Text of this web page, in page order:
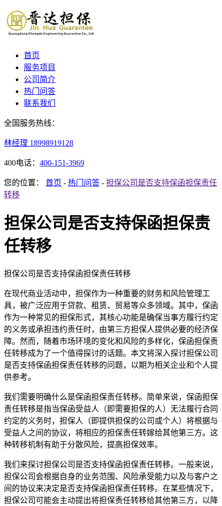
首页
服务项目
公司简介
热门问答
联系我们
全国服务热线：
林经理 18998919128
400电话： 400-151-3969
您的位置： 首页 - 热门问答 - 担保公司是否支持保函担保责任
转移
担保公司是否支持保函担保责
任转移
担保公司是否支持保函担保责任转移
在现代商业活动中，担保作为一种重要的财务和风险管理工
具，被广泛应用于贷款、租赁、贸易等众多领域。其中，保函
作为一种常见的担保形式，其核心功能是确保当事方履行约定
的义务或承担违约责任时，由第三方担保人提供必要的经济保
障。然而，随着市场环境的变化和风险的多样化，保函担保责
任转移成为了一个值得探讨的话题。本文将深入探讨担保公司
是否支持保函担保责任转移的问题，以期为相关企业和个人提
供参考。
我们需要明确什么是保函担保责任转移。简单来说，保函担保
责任转移是指当保函受益人（即需要担保的人）无法履行合同
约定的义务时，担保人（即提供担保的公司或个人）将根据与
受益人之间的协议，将相应的担保责任转嫁给其他第三方。这
种转移机制有助于分散风险，提高担保效率。
我们来探讨担保公司是否支持保函担保责任转移。一般来说，
担保公司会根据自身的业务范围、风险承受能力以及与客户之
间的协议来决定是否支持保函担保责任转移。在某些情况下，
担保公司可能会主动提出将担保责任转移给其他第三方，以降